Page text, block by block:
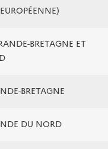
BRETAGNE ET
BRETAGNE
DU NORD